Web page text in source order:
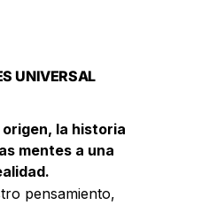
UNIVERSAL
la historia
mentes a una
pensamiento,